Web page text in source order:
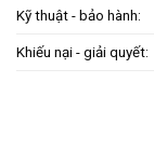
Kỹ thuật - bảo hành:
Khiếu nại - giải quyết: